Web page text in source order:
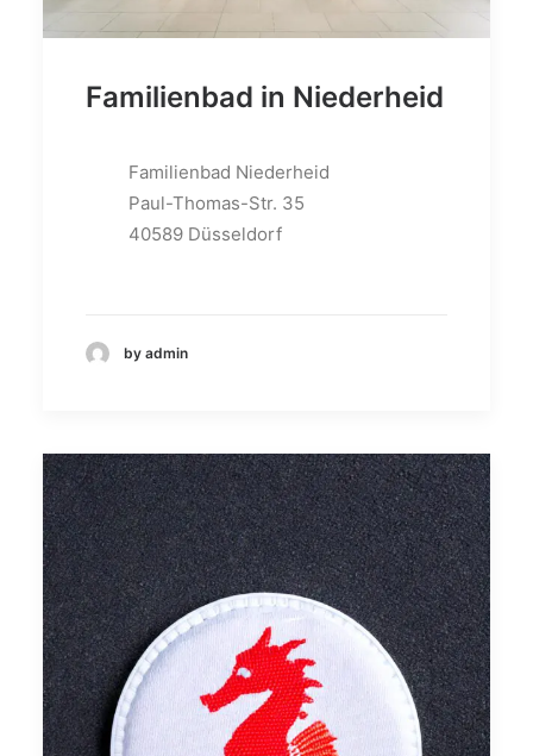
Familienbad in Niederheid
Familienbad Niederheid
Paul-Thomas-Str. 35
40589 Düsseldorf
by admin